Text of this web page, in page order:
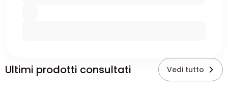
Ultimi prodotti consultati Vedi tutto